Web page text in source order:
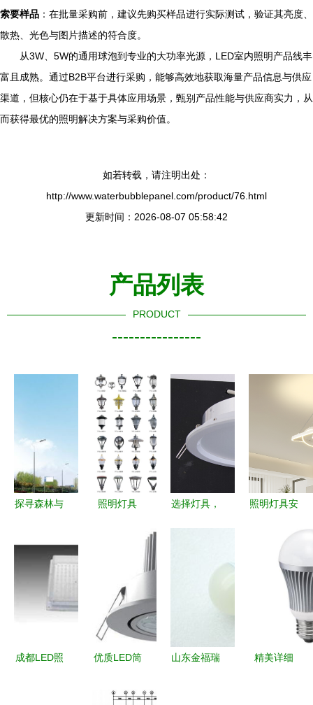
索要样品 ：在批量采购前，建议先购买样品进行实际测试，验证其亮度、
散热、光色与图片描述的符合度。
从3W、5W的通用球泡到专业的大功率光源，LED室内照明产品线丰
富且成熟。通过B2B平台进行采购，能够高效地获取海量产品信息与供应
渠道，但核心仍在于基于具体应用场景，甄别产品性能与供应商实力，从
而获得最优的照明解决方案与采购价值。
如若转载，请注明出处：
http://www.waterbubblepanel.com/product/76.html
更新时间：2026-08-07 05:58:42
产品列表
PRODUCT
----------------
探寻森林与
| 三乐钢琴
与摄影创作
《白之不息
迪谷——
照明灯具
选择灯具，
照明灯具安
级 IEC
60598-
1:2024版正
成都LED照
优质LED筒
7W14W铂
山东金福瑞
精美详细